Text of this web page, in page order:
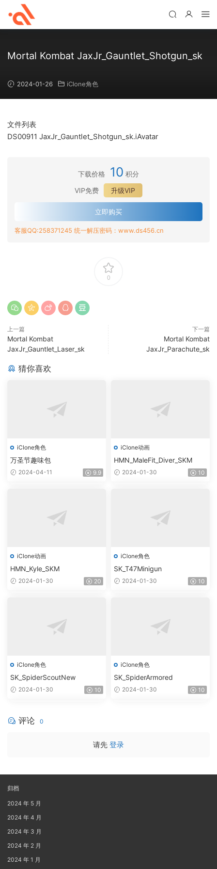
Mortal Kombat JaxJr_Gauntlet_Shotgun_sk
2024-01-26 iClone角色
文件列表
DS00911 JaxJr_Gauntlet_Shotgun_sk.iAvatar
下载价格 10 积分
VIP免费
升级VIP
立即购买
客服QQ:258371245 统一解压密码：www.ds456.cn
0
上一篇
Mortal Kombat
JaxJr_Gauntlet_Laser_sk
下一篇
Mortal Kombat
JaxJr_Parachute_sk
猜你喜欢
iClone角色
万圣节趣味包
2024-04-11 9.9
iClone动画
HMN_MaleFit_Diver_SKM
2024-01-30 10
iClone动画
HMN_Kyle_SKM
2024-01-30 20
iClone角色
SK_T47Minigun
2024-01-30 10
iClone角色
SK_SpiderScoutNew
2024-01-30 10
iClone角色
SK_SpiderArmored
2024-01-30 10
评论 0
请先 登录
归档
2024 年 5 月
2024 年 4 月
2024 年 3 月
2024 年 2 月
2024 年 1 月